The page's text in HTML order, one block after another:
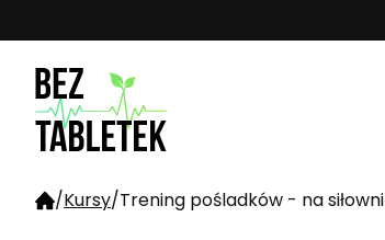
/Kursy/Trening pośladków - na siłowni